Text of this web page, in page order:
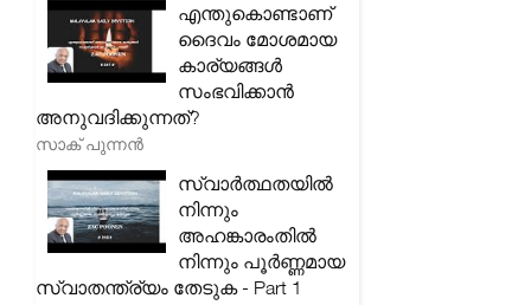
എന്തുകൊണ്ടാണ്
ദൈവം മോശമായ
കാര്യങ്ങൾ
സംഭവിക്കാൻ
അനുവദിക്കുന്നത്?
സാക് പുന്നൻ
സ്വാർത്ഥതയിൽ
നിന്നും
അഹങ്കാരംതിൽ
നിന്നും പൂർണ്ണമായ
സ്വാതന്ത്ര്യം തേടുക - Part 1